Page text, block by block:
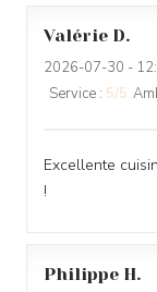
Valérie D
2026-07-30 -
Service : 5/5
Excellente
!
Philippe H